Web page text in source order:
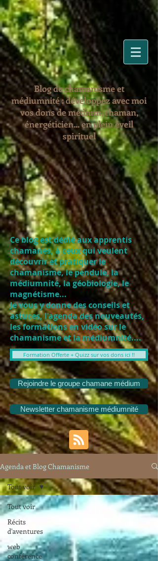
Blog de chamanisme et
médiumnité : développez avec moi
vos dons de médium, chaman,
énergéticien... en plein éveil
spirituel
Ce blog est dédié aux apprentis
chamanes, à ceux qui veulent
découvrir et pratiquer le
chamanisme, le pendule, la
médiumnité, la géobiologie, le
magnétisme...
Je vous y donne des conseils et
astuces, l'agenda des nouveautés,
les formations en vidéo sur le
chamanisme et la médiumnité....
Formation Offerte + Quizz sur vos dons ici !!
Rejoindre le groupe chamane médium
Newsletter chamanisme médiumnité
Agenda et Blog Chamanisme
Tout voir
Récits
d'aventures
web
conférence
Tout voir